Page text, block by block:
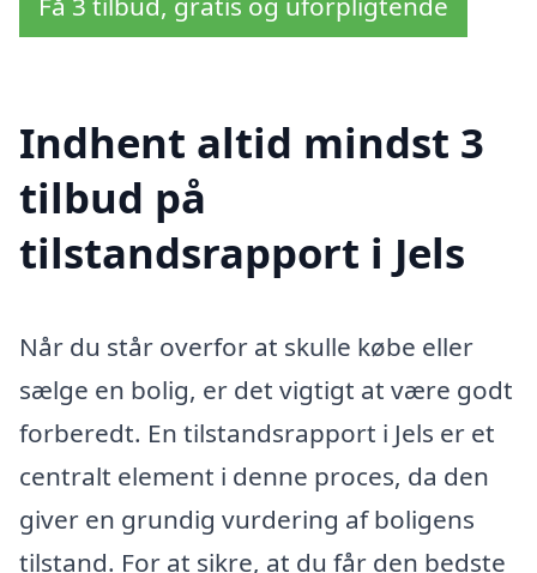
Indhent altid mindst 3
tilbud på
tilstandsrapport i Jels
Når du står overfor at skulle købe eller
sælge en bolig, er det vigtigt at være godt
forberedt. En tilstandsrapport i Jels er et
centralt element i denne proces, da den
giver en grundig vurdering af boligens
tilstand. For at sikre, at du får den bedste